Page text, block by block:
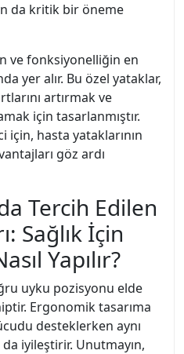
da kritik bir öneme
ve fonksiyonelliğin en
yer alır. Bu özel yataklar,
artırmak ve
için tasarlanmıştır.
için, hasta yataklarının
göz ardı
Tercih Edilen
Sağlık İçin
Yapılır?
uyku pozisyonu elde
Ergonomik tasarıma
desteklerken aynı
da iyileştirir. Unutmayın,